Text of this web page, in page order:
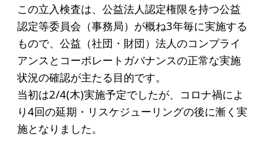
応援したいみなさんへ
財団概要
理念
沿革
組織
この立入検査は、公益法人認定権限を持つ公益
認定等委員会（事務局）が概ね3年毎に実施する
もので、公益（社団・財団）法人のコンプライ
アンスとコーポレートガバナンスの正常な実施
状況の確認が主たる目的です。
当初は2/4(木)実施予定でしたが、コロナ禍によ
り4回の延期・リスケジューリングの後に漸く実
施となりました。